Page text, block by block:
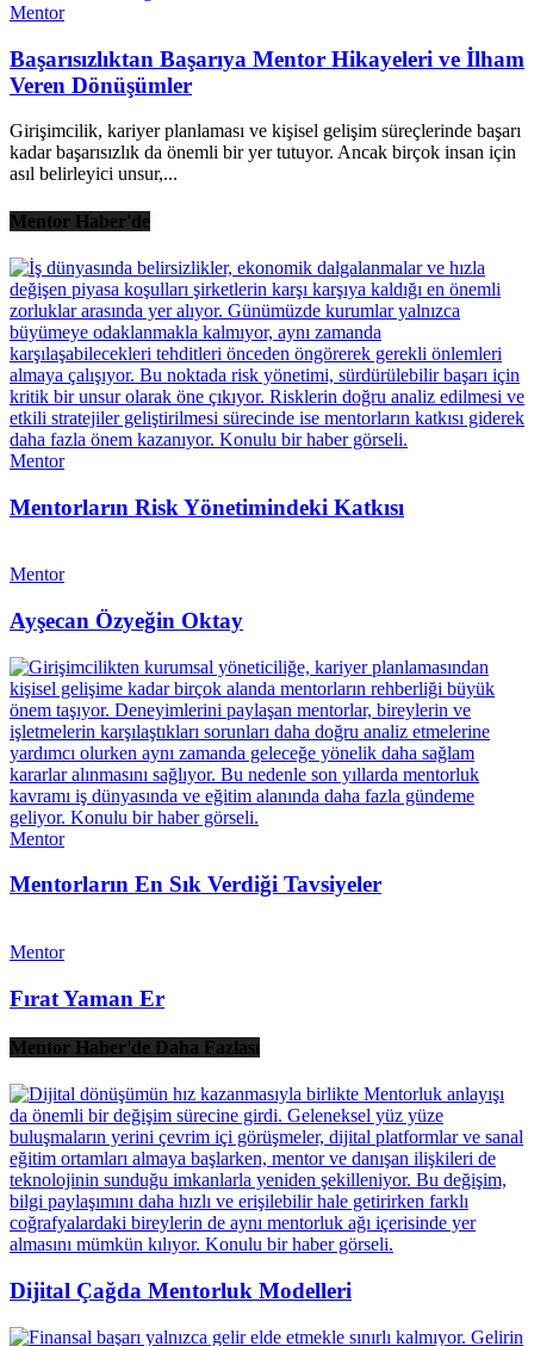
Mentor
Başarısızlıktan Başarıya Mentor Hikayeleri ve İlham
Veren Dönüşümler
Girişimcilik, kariyer planlaması ve kişisel gelişim süreçlerinde başarı
kadar başarısızlık da önemli bir yer tutuyor. Ancak birçok insan için
asıl belirleyici unsur,...
Mentor Haber'de
Mentor
Mentorların Risk Yönetimindeki Katkısı
Mentor
Ayşecan Özyeğin Oktay
Mentor
Mentorların En Sık Verdiği Tavsiyeler
Mentor
Fırat Yaman Er
Mentor Haber'de Daha Fazlası
Dijital Çağda Mentorluk Modelleri